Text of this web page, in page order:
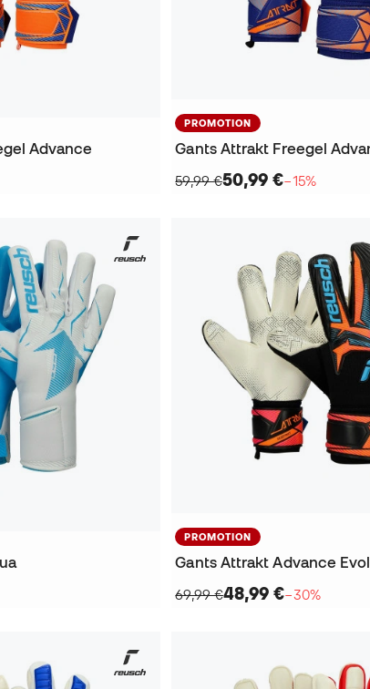
Advance
PROMOTION
Gants Attrakt Freegel
59,99 €50,99 €−15%
PROMOTION
69,99 €48,99 €−30%